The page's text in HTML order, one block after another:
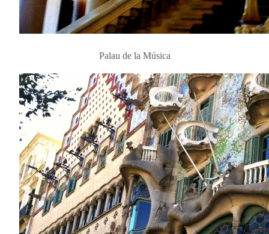
Palau de la Música